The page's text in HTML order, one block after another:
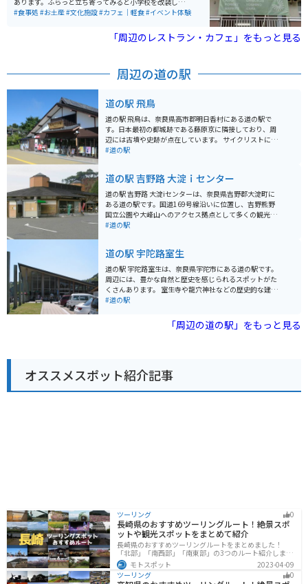
複合型体験施設で、地元の農産物やデザイン商品の販
館、イベント開催、クラフトビールの醸造所になってい
て、田舎の素晴らしさがギュッと詰まったような施設で
#食事処 #お土産#文化施設#カフェ｜軽食#イベント体験
「周辺のレストラン・カフェ」をもっと見る
周辺の道の駅
道の駅 飛鳥
道の駅 飛鳥は、奈良県高市郡明日香村にある道の駅で
す。日本最初の都城跡である藤原京に隣接しており、周
辺には古墳や史跡が点在しています。 サイクリストにも
人気があり、休憩所や自転車ラックも完備されていま
を使った郷土料理や、古代米を使ったメニューなどが楽
しめます。おすすめは、古代米を使った「飛鳥鍋」で
す。 周辺には、石舞台古墳や高松塚古墳など、歴史的な
観光スポットがたくさんあります。レンタサイクルも利
用できるので、サイクリングで周辺を散策するのもおす
#道の駅
道の駅 吉野路 大淀ｉセンター
道の駅 吉野路 大淀iセンターは、奈良県吉野郡大淀町に
ある道の駅です。国道169号線沿いに位置し、吉野熊野
国立公園や大峰山へのアクセス拠点として多くの観光客
が訪れます。 施設内には、地元の特産品を販売するショ
葛きりは、ここでしか味わえない逸品です。また、レス
トランでは、地元産の食材を使った郷土料理を楽しむこ
とができます。 バイクツーリングで訪れる場合、道の駅
には広々とした駐車場が完備されているため、安心して
駐車することができます。周辺には、吉野山や熊野古道
大淀iセンターは、観光情報コーナーも併設しており、周
#道の駅
道の駅 宇陀路室生
道の駅 宇陀路室生は、奈良県宇陀市にある道の駅です。
周辺には、豊かな自然と歴史を感じられるスポットがた
くさんあります。 室生寺や龍穴神社などの歴史的な建造
物は、一見の価値ありです。特に、室生寺は女人高野と
路は、ワインディングロードになっている場所もあり、
ツーリングにも最適です。道の駅には、地元の特産品を
イクで訪れる際は、道の駅にバイク専用の駐車場がある
ので安心です。
#道の駅
「周辺の道の駅」をもっと見る
オススメスポット紹介記事
ツーリング 0
長崎県のおすすめツーリングルート！絶景スポ
ットや観光スポットをまとめて紹介
長崎県のおすすめツーリングルートをまとめました！
「北部」「南西部」「南東部」の3つのルート紹介しま
す。国際色豊かな街並みや世界遺産、絶景ポイントが数
多く存在し、様々な楽しみ方ができます。バイクで長崎
県にツーリングに行く際は参考にしてください。
モトスポット
2023-04-09
ツーリング
0